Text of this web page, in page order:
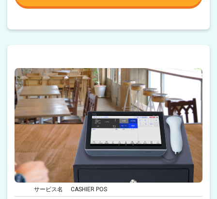
サービス名 CASHIER POS